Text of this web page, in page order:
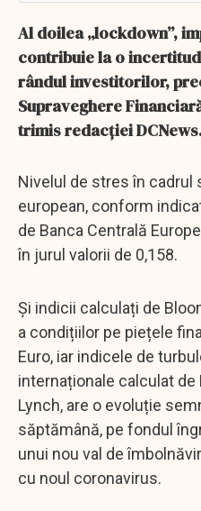
Al doilea „lockdown”,
contribuie la o
rândul investitorilor,
Supraveghere
trimis redacției
Nivelul de stres în
european, conform
de Banca Centrală
în jurul valorii de 0,158.
Și indicii calculați de
a condițiilor pe piețele
Euro, iar indicele de
internaționale calculat
Lynch, are o evoluție
săptămână, pe fondul
unui nou val de
cu noul coronavirus.